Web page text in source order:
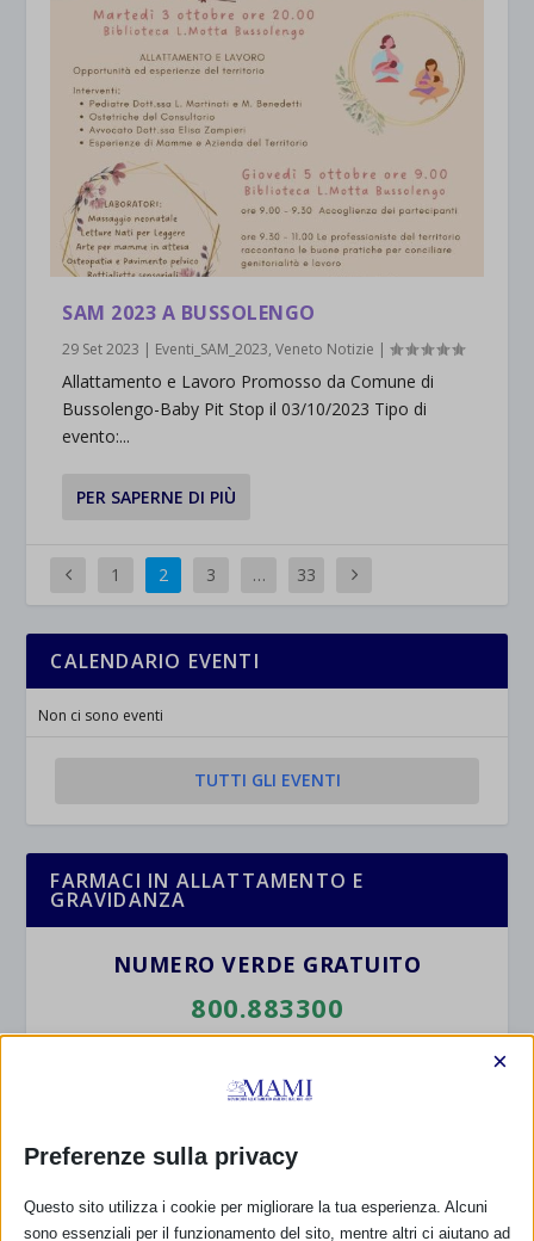
SAM 2023 A BUSSOLENGO
29 Set 2023 | Eventi_SAM_2023,Veneto Notizie |
Allattamento e Lavoro Promosso da Comune di
Bussolengo-Baby Pit Stop il 03/10/2023 Tipo di
evento:...
PER SAPERNE DI PIÙ
1 2 3 … 33
CALENDARIO EVENTI
Non ci sono eventi
TUTTI GLI EVENTI
FARMACI IN ALLATTAMENTO E
GRAVIDANZA
NUMERO VERDE GRATUITO
800.883300
RIMANI AGGIORNATO
Preferenze sulla privacy
×
Questo sito utilizza i cookie per migliorare la tua esperienza. Alcuni
sono essenziali per il funzionamento del sito, mentre altri ci aiutano ad